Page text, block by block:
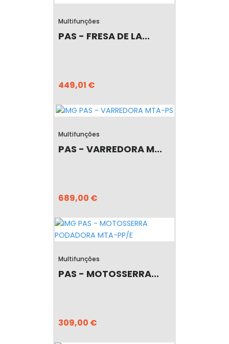
Multifunções
PAS - FRESA DE LA...
449,01 €
Multifunções
PAS - VARREDORA M...
689,00 €
Multifunções
PAS - MOTOSSERRA...
309,00 €